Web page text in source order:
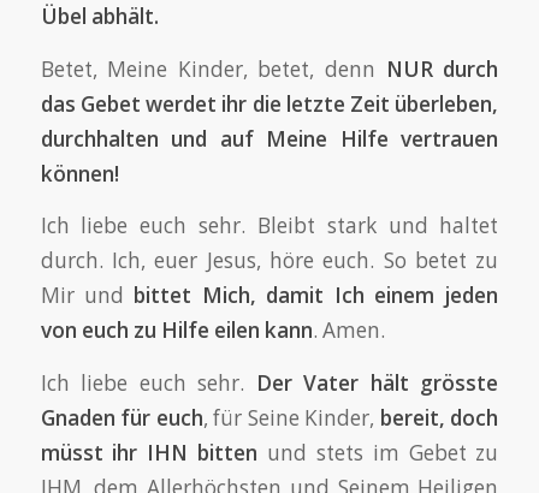
Übel abhält.
Betet, Meine Kinder, betet, denn NUR durch
das Gebet werdet ihr die letzte Zeit überleben,
durchhalten und auf Meine Hilfe vertrauen
können!
Ich liebe euch sehr. Bleibt stark und haltet
durch. Ich, euer Jesus, höre euch. So betet zu
Mir und bittet Mich, damit Ich einem jeden
von euch zu Hilfe eilen kann. Amen.
Ich liebe euch sehr. Der Vater hält grösste
Gnaden für euch, für Seine Kinder, bereit, doch
müsst ihr IHN bitten und stets im Gebet zu
IHM, dem Allerhöchsten und Seinem Heiligen